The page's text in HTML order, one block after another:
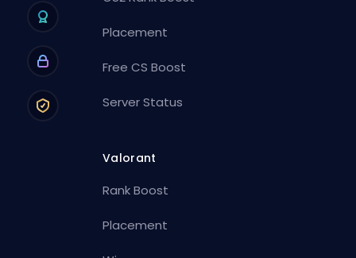
Placement
Free CS Boost
Server Status
Valorant
Rank Boost
Placement